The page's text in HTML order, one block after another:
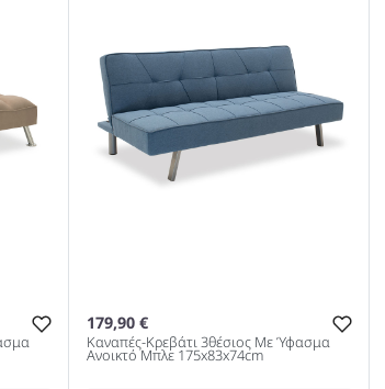
179,90 €
Καναπές-Κρεβάτι 3θέσιος Με Ύφασμα
Ανοικτό Μπλε 175x83x74cm